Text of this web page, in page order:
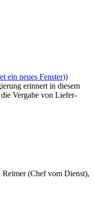
ein neues Fenster))
erinnert in diesem
Vergabe von Liefer-
Reimer (Chef vom Dienst),